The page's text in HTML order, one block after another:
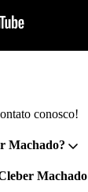
conosco!
Machado?
Machado